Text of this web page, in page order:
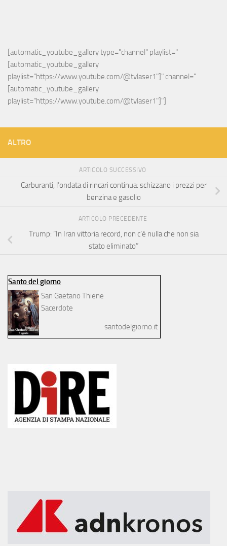
[automatic_youtube_gallery type="channel" playlist="
[automatic_youtube_gallery
playlist="https://www.youtube.com/@tvlaser1"]" channel="
[automatic_youtube_gallery
playlist="https://www.youtube.com/@tvlaser1"]"]
ALTRO
ARTICOLO SUCCESSIVO
Carburanti, l’ondata di rincari continua: schizzano i prezzi per
benzina e gasolio
ARTICOLO PRECEDENTE
Trump: “In Iran vittoria record, non c’è nulla che non sia
stato eliminato”
Santo del giorno
San Gaetano Thiene
Sacerdote
santodelgiorno.it